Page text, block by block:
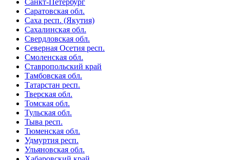
Санкт-Петербург
Саратовская обл.
Саха респ. (Якутия)
Сахалинская обл.
Свердловская обл.
Северная Осетия респ.
Смоленская обл.
Ставропольский край
Тамбовская обл.
Татарстан респ.
Тверская обл.
Томская обл.
Тульская обл.
Тыва респ.
Тюменская обл.
Удмуртия респ.
Ульяновская обл.